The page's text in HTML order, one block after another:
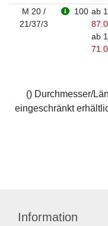
M 20 /
21/37/3
100 ab
ab
() Durchmesser/
eingeschränkt
Information